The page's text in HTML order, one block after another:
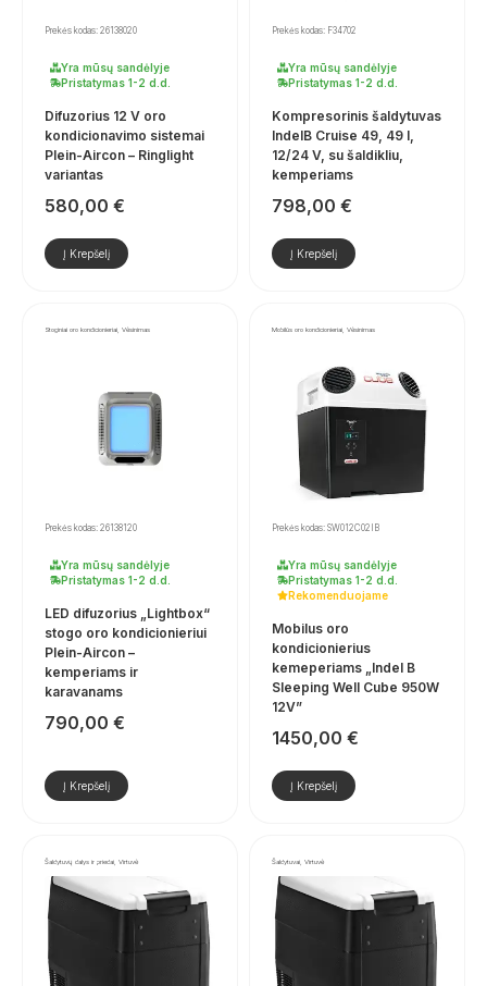
Prekės kodas: 26138020
Yra mūsų sandėlyje
Pristatymas 1-2 d.d.
Difuzorius 12 V oro
kondicionavimo sistemai
Plein-Aircon – Ringlight
variantas
580,00 €
Į Krepšelį
Prekės kodas: F34702
Yra mūsų sandėlyje
Pristatymas 1-2 d.d.
Kompresorinis šaldytuvas
IndelB Cruise 49, 49 l,
12/24 V, su šaldikliu,
kemperiams
798,00 €
Į Krepšelį
Stoginiai oro kondicionieriai, Vėsinimas
Prekės kodas: 26138120
Yra mūsų sandėlyje
Pristatymas 1-2 d.d.
LED difuzorius „Lightbox“
stogo oro kondicionieriui
Plein-Aircon –
kemperiams ir
karavanams
790,00 €
Į Krepšelį
Mobilūs oro kondicionieriai, Vėsinimas
Prekės kodas: SW012C02IB
Yra mūsų sandėlyje
Pristatymas 1-2 d.d.
Rekomenduojame
Mobilus oro
kondicionierius
kemeperiams „Indel B
Sleeping Well Cube 950W
12V”
1450,00 €
Į Krepšelį
Šaldytuvų dalys ir priedai, Virtuvė Šaldytuvai, Virtuvė